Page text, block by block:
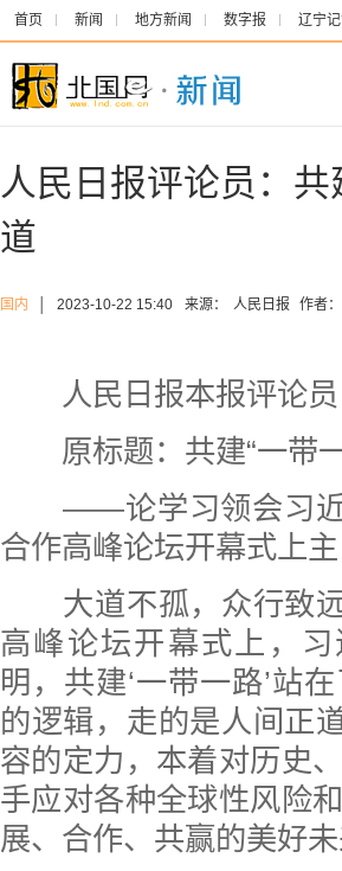
首页 新闻 地方新闻 数字报 辽宁
人民日报评论员：
道
国内 2023-10-22 15:40 来源： 人民日报 作者：
人民日报本报评论员
原标题：共建“一带
——论学习领会习近
合作高峰论坛开幕式上
大道不孤，众行致远
高峰论坛开幕式上，
明，共建‘一带一路’站
的逻辑，走的是人间正
容的定力，本着对历史
手应对各种全球性风险
展、合作、共赢的美好未